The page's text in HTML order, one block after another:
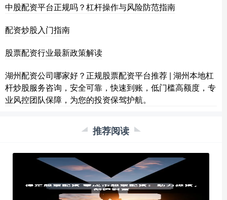
中股配资平台正规吗？杠杆操作与风险防范指南
配资炒股入门指南
股票配资行业最新政策解读
湖州配资公司哪家好？正规股票配资平台推荐 | 湖州本地杠
杆炒股服务咨询，安全可靠，快速到账，低门槛高额度，专
业风控团队保障，为您的投资保驾护航。
推荐阅读